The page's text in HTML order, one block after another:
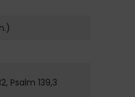
Psalm 139,3